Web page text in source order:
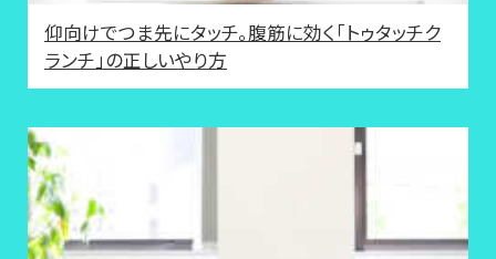
仰向けでつま先にタッチ。腹筋に効く「トゥタッチク
ランチ」の正しいやり方